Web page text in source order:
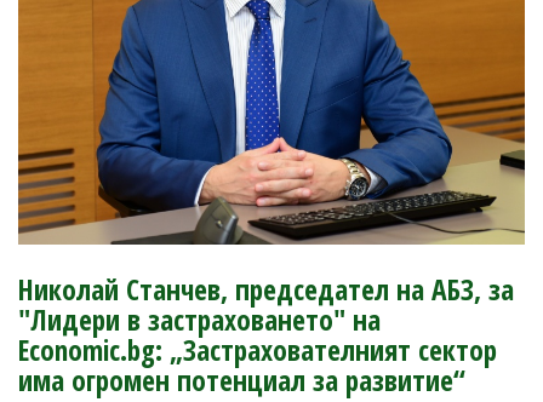
Николай Станчев, председател на АБЗ, за
"Лидери в застраховането" на
Economic.bg: „Застрахователният сектор
има огромен потенциал за развитие“